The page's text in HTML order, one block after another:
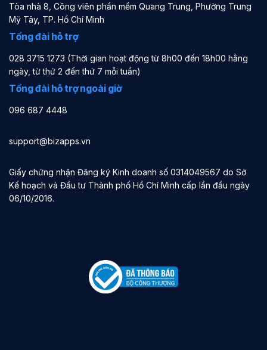
Tòa nhà 8, Công viên phần mềm Quang Trung, Phường Trung
Mỹ Tây, TP. Hồ Chí Minh
Tổng đài hỗ trợ
028 3715 1273 (Thời gian hoạt động từ 8h00 đến 18h00 hằng
ngày, từ thứ 2 đến thứ 7 mỗi tuần)
Tổng đài hỗ trợ ngoài giờ
096 687 4448
support@bizapps.vn
Giấy chứng nhận Đăng ký Kinh doanh số 0314049567 do Sở
Kế hoạch và Đầu tư Thành phố Hồ Chí Minh cấp lần đầu ngày
06/10/2016.